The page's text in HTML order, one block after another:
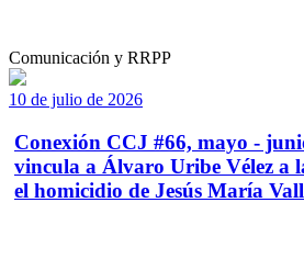
Comunicación y RRPP
10 de julio de 2026
Conexión CCJ #66, mayo -
vincula a Álvaro Uribe Vélez a
el homicidio de Jesús María